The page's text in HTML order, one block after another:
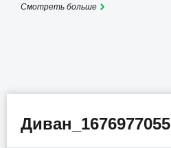
Смотреть больше
Диван_1676977055